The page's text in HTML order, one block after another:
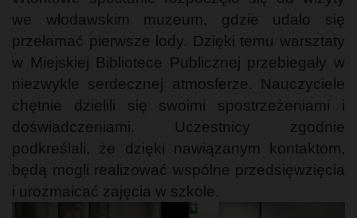
we włodawskim muzeum, gdzie udało się
przełamać pierwsze lody. Dzięki temu warsztaty
w Miejskiej Bibliotece Publicznej przebiegały w
niezwykle serdecznej atmosferze. Nauczyciele
chętnie dzielili się swoimi spostrzeżeniami i
doświadczeniami. Uczestnicy zgodnie
podkreślali, że dzięki nawiązanym kontaktom,
będą mogli realizować wspólne przedsięwzięcia
i urozmaicać zajęcia w szkole.